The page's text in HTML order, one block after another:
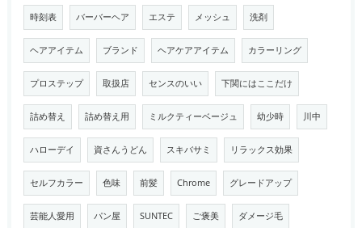
時刻表 バーバーヘア エステ メッシュ 洗剤
ヘアアイテム ブランド ヘアケアアイテム カラーリング
プロステップ 取扱店 センスのいい 下関にはここだけ
詰め替え 詰め替え用 ミルクティーベージュ 幼少時 川中
ハローデイ 資さんうどん スキバサミ リラックス効果
セルフカラー 色味 前髪 Chrome グレードアップ
芸能人愛用 パン屋 SUNTEC ご褒美 ダメージ毛